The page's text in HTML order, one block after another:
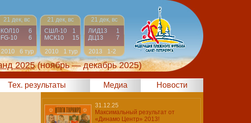
21 дек, вс
КОЛ10
6
FG-10
6
2010
6 тур
21 дек, вс
СШЛ-10
1
МСК10
15
2010
1 тур
21 дек, вс
ЛИД13
1
ДЦ13
7
2013
1-2
2025 (ноябрь — декабрь 2025)
Тех. результаты Медиа Новости
31.12.25
Максимальный результат от
«Динамо Центр» 2013!